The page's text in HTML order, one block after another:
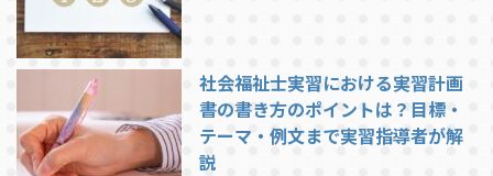
社会福祉士実習における実習計画
書の書き方のポイントは？目標・
テーマ・例文まで実習指導者が解
説